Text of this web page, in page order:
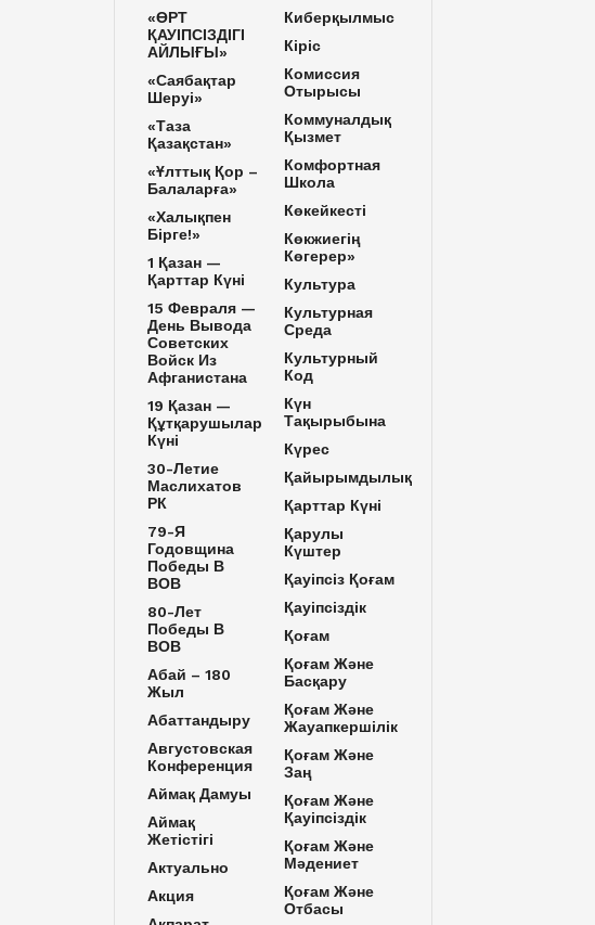
«ӨРТ
ҚАУІПСІЗДІГІ
АЙЛЫҒЫ»
«Саябақтар
Шеруі»
«Таза
Қазақстан»
«Ұлттық Қор –
Балаларға»
«Халықпен
Бірге!»
1 Қазан —
Қарттар Күні
15 Февраля —
День Вывода
Советских
Войск Из
Афганистана
19 Қазан —
Құтқарушылар
Күні
30-Летие
Маслихатов
РК
79-Я
Годовщина
Победы В
ВОВ
80-Лет
Победы В
ВОВ
Абай – 180
Жыл
Абаттандыру
Августовская
Конференция
Аймақ Дамуы
Аймақ
Жетістігі
Актуально
Акция
Киберқылмыс
Кіріс
Комиссия
Отырысы
Коммуналдық
Қызмет
Комфортная
Школа
Көкейкесті
Көкжиегің
Көгерер»
Культура
Культурная
Среда
Культурный
Код
Күн
Тақырыбына
Күрес
Қайырымдылық
Қарттар Күні
Қарулы
Күштер
Қауіпсіз Қоғам
Қауіпсіздік
Қоғам
Қоғам Және
Басқару
Қоғам Және
Жауапкершілік
Қоғам Және
Заң
Қоғам Және
Қауіпсіздік
Қоғам Және
Мәдениет
Қоғам Және
Отбасы